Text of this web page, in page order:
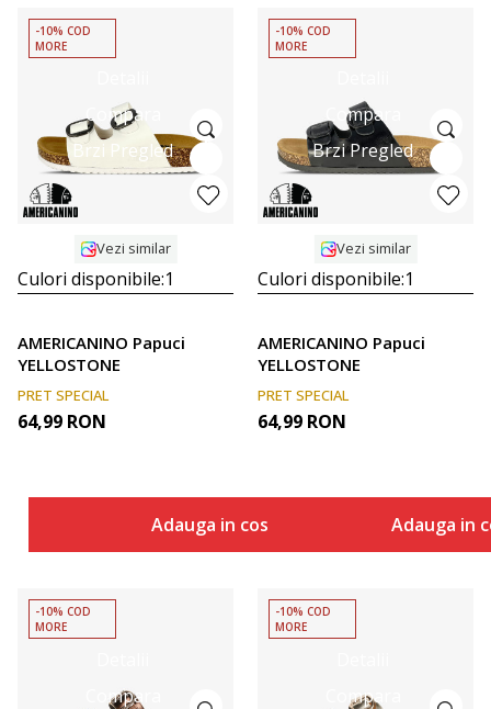
Compara
Brzi Pregled
-10% COD
MORE
Vezi similar
Culori disponibile:1
AMERICANINO Papuci
YELLOSTONE
PRET SPECIAL
64,99 RON
Adauga in cos
Compara
Brzi Pregled
-10% COD
MORE
Vezi similar
Culori disponibile:1
AMERICANINO Papuci
YELLOSTONE
PRET SPECIAL
64,99 RON
Adauga in
Compara
-10% COD
MORE
Compara
-10% COD
MORE